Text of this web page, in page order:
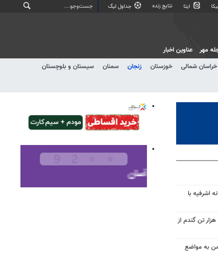
ایتا نتایج زنده جداول لیگ
خراسان شمالی خوزستان زنجان سمنان
سیستان و بلوچستان
مهر عناوین اخبار
اشرفیه با
اینفوگرافیک؛ خرید بیش از ۲۰۷ هزار تن گندم از
به مواضع